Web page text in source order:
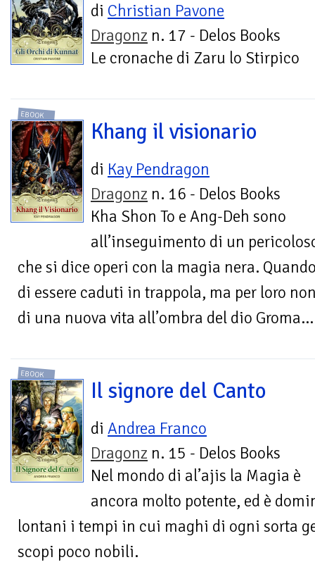
di Christian Pavone
Dragonz n. 17 - Delos Books
Le cronache di Zaru lo Stirpico
EBOOK
Khang il visionario
di Kay Pendragon
Dragonz n. 16 - Delos Books
Kha Shon To e Ang-Deh sono
all’inseguimento di un
che si dice operi con la magia nera.
di essere caduti in trappola, ma per loro
di una nuova vita all’ombra del dio Groma…
EBOOK
Il signore del Canto
di Andrea Franco
Dragonz n. 15 - Delos Books
Nel mondo di al’ajis la Magia è
ancora molto potente, ed è
lontani i tempi in cui maghi di ogni sorta
scopi poco nobili.